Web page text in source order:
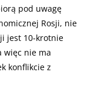
pod uwagę
Rosji, nie
jest 10-krotnie
więc nie ma
konflikcie z